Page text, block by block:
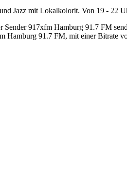
Jazz mit Lokalkolorit. Von 19 - 22
917xfm Hamburg 91.7 FM
Hamburg 91.7 FM, mit einer Bitrate